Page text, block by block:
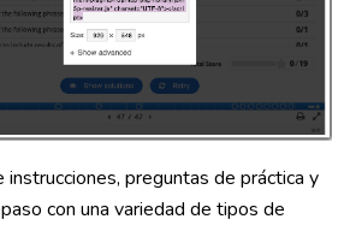
preguntas de práctica y
con una variedad de tipos de